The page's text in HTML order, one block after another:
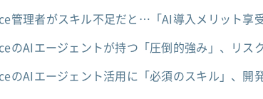
管理者がスキル不足だと…「AI導入メリット享
のAIエージェントが持つ「圧倒的強み」、リス
のAIエージェント活用に「必須のスキル」、開